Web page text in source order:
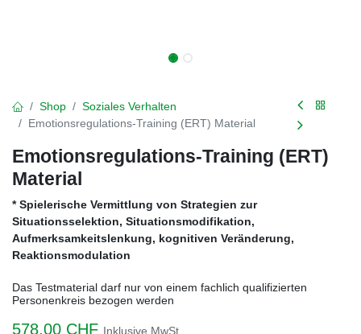
Shop
Soziales Verhalten
Emotionsregulations-Training (ERT) Material
Emotionsregulations-Training (ERT)
Material
* Spielerische Vermittlung von Strategien zur
Situationsselektion, Situationsmodifikation,
Aufmerksamkeitslenkung, kognitiven Veränderung,
Reaktionsmodulation
Das Testmaterial darf nur von einem fachlich qualifizierten
Personenkreis bezogen werden
578,00 CHF Inklusive MwSt.